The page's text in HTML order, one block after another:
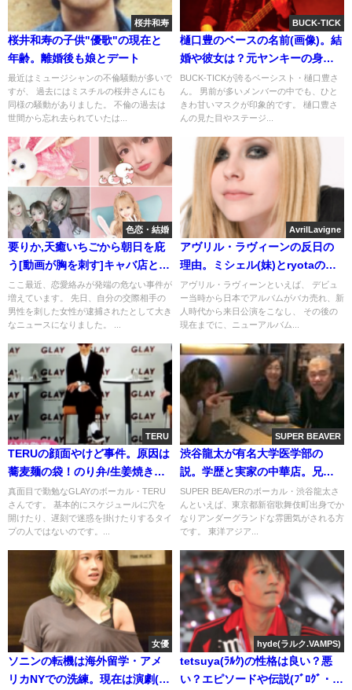
桜井和寿
桜井和寿の子供"優歌"の現在と
年齢。離婚後も娘とデート
最近はミュージシャンの不倫騒動が多いで
すが、 過去にはミスチルの桜井さんにも
同様の騒動がありました。 不倫の過去は
世間から忘れ去られていたは...
BUCK-TICK
樋口豊のベースの名前(画像)。結
婚や彼女は？元ヤンキーの身
長。ブログはどこ？
BUCK-TICKが誇るベーシスト・樋口豊さ
ん。 男前が多いメンバーの中でも、ひと
きわ甘いマスクが印象的です。 樋口豊さ
んの見た目やステージ...
色恋・結婚
要りか,天癒いちごから朝日を庇
う[動画が胸を刺す]キャバ店と年
齢詐称
ここ最近、恋愛絡みが発端の危ない事件が
増えています。 先日、自分の交際相手の
男性を刺した女性が逮捕されたとして大き
なニュースになりました。 ...
AvrilLavigne
アヴリル・ラヴィーンの反日の
理由。ミシェル(妹)とryotaの結
婚にインスタで祝福。年齢・・
老けてる？
アヴリル・ラヴィーンといえば、 デビュ
ー当時から日本でアルバムがバカ売れ、新
人時代から来日公演をこなし、 その後の
現在までに、ニューアルバム...
TERU
TERUの顔面やけど事件。原因は
蕎麦麺の袋！のり弁/生姜焼きの
料理おじさん[画像]
真面目で勤勉なGLAYのボーカル・TERU
さんです。 基本的にスケジュールに穴を
開けたり、遅刻で迷惑を掛けたりするタイ
プの人ではないのです。...
SUPER BEAVER
渋谷龍太が有名大学医学部の
説。学歴と実家の中華店。兄は
身長一緒で似てる？
SUPER BEAVERのボーカル・渋谷龍太さ
んといえば、東京都新宿歌舞伎町出身でか
なりアンダーグランドな雰囲気がされる方
です。 東洋アジア...
女優
ソニンの転機は海外留学・アメ
リカNYでの洗練。現在は演劇(ﾐｭ
hyde(ラルク.VAMPS)
tetsuya(ﾗﾙｸ)の性格は良い？悪
い？エピソードや伝説(ﾌﾞﾛｸﾞ・ｲﾝ